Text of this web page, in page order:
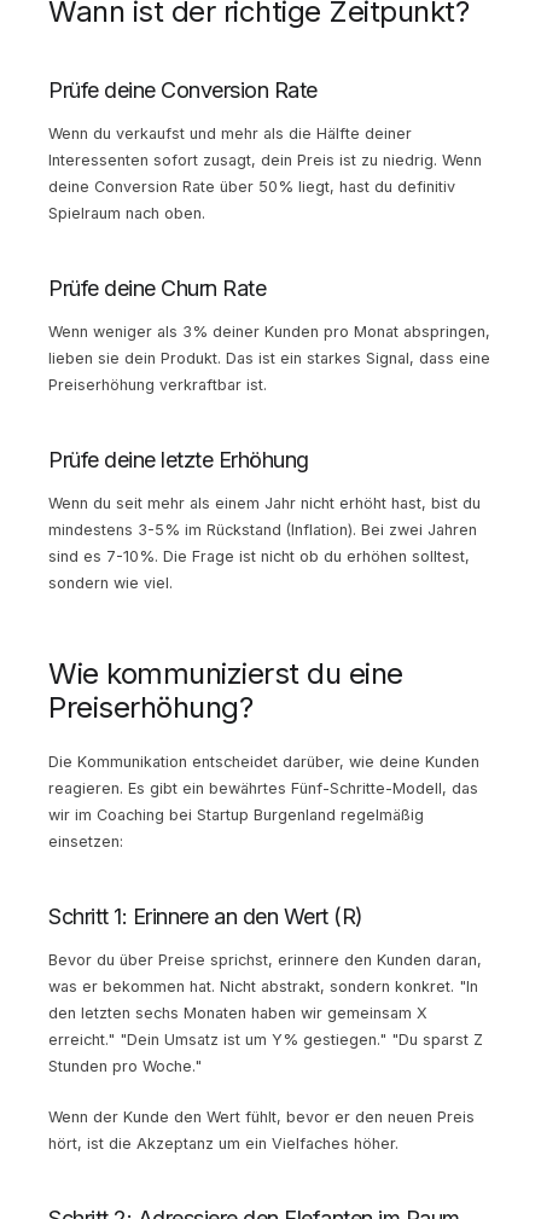
Wann ist der richtige Zeitpunkt?
Prüfe deine Conversion Rate
Wenn du verkaufst und mehr als die Hälfte deiner
Interessenten sofort zusagt, dein Preis ist zu niedrig. Wenn
deine Conversion Rate über 50% liegt, hast du definitiv
Spielraum nach oben.
Prüfe deine Churn Rate
Wenn weniger als 3% deiner Kunden pro Monat abspringen,
lieben sie dein Produkt. Das ist ein starkes Signal, dass eine
Preiserhöhung verkraftbar ist.
Prüfe deine letzte Erhöhung
Wenn du seit mehr als einem Jahr nicht erhöht hast, bist du
mindestens 3-5% im Rückstand (Inflation). Bei zwei Jahren
sind es 7-10%. Die Frage ist nicht ob du erhöhen solltest,
sondern wie viel.
Wie kommunizierst du eine
Preiserhöhung?
Die Kommunikation entscheidet darüber, wie deine Kunden
reagieren. Es gibt ein bewährtes Fünf-Schritte-Modell, das
wir im Coaching bei Startup Burgenland regelmäßig
einsetzen:
Schritt 1: Erinnere an den Wert (R)
Bevor du über Preise sprichst, erinnere den Kunden daran,
was er bekommen hat. Nicht abstrakt, sondern konkret. "In
den letzten sechs Monaten haben wir gemeinsam X
erreicht." "Dein Umsatz ist um Y% gestiegen." "Du sparst Z
Stunden pro Woche."
Wenn der Kunde den Wert fühlt, bevor er den neuen Preis
hört, ist die Akzeptanz um ein Vielfaches höher.